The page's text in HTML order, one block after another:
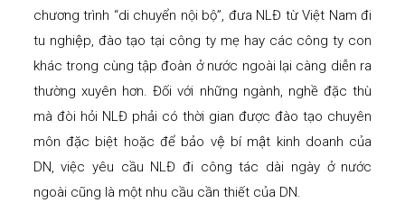
chương trình “di chuyển nội bộ”, đưa NLĐ từ Việt Nam đi
tu nghiệp, đào tạo tại công ty mẹ hay các công ty con
khác trong cùng tập đoàn ở nước ngoài lại càng diễn ra
thường xuyên hơn. Đối với những ngành, nghề đặc thù
mà đòi hỏi NLĐ phải có thời gian được đào tạo chuyên
môn đặc biệt hoặc để bảo vệ bí mật kinh doanh của
DN, việc yêu cầu NLĐ đi công tác dài ngày ở nước
ngoài cũng là một nhu cầu cần thiết của DN.